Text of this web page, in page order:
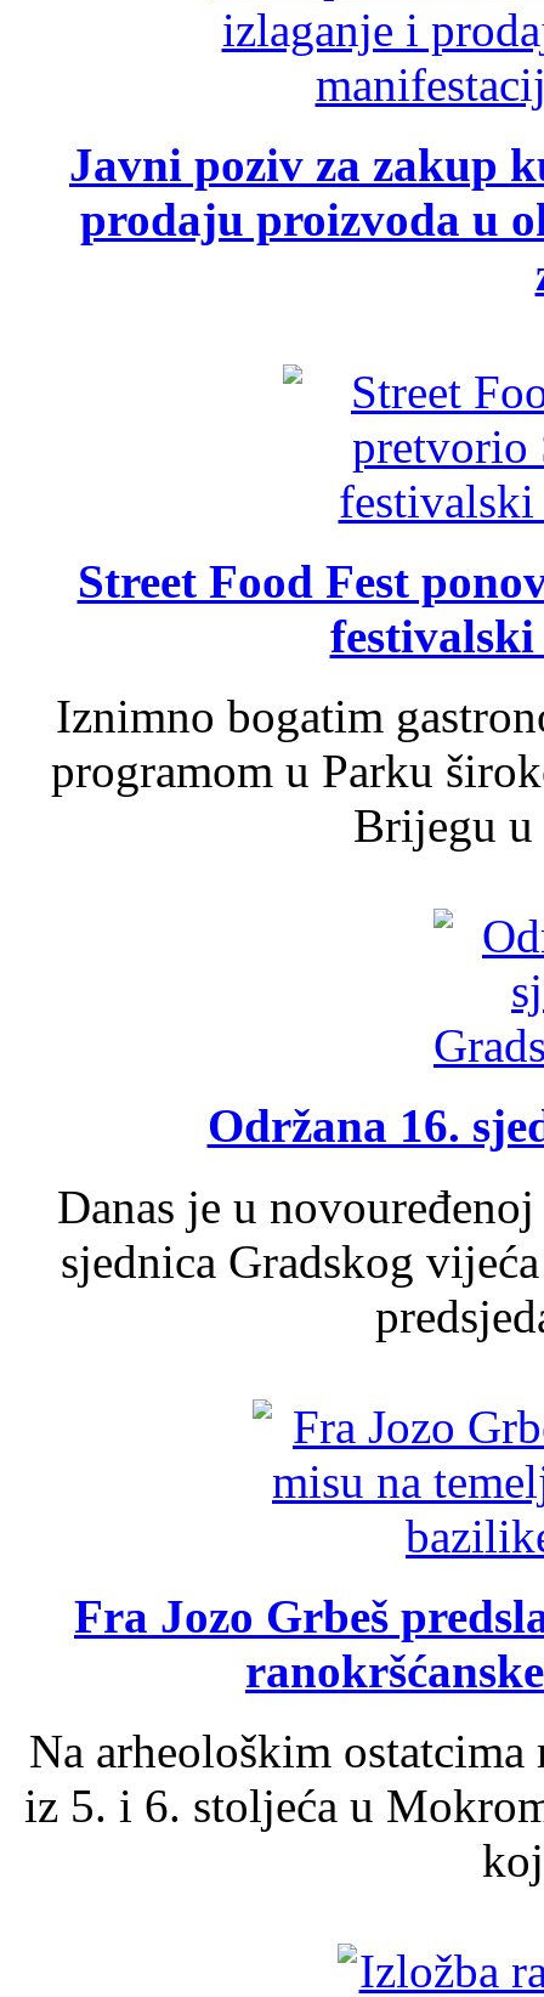
Javni poziv za zakup
prodaju proizvoda u
Street Food Fest
Iznimno bogatim
programom u Parku
Brijegu u
Održana 16.
Danas je u
sjednica Gradskog
Fra Jozo Grbeš
Na arheološkim
iz 5. i 6. stoljeća u